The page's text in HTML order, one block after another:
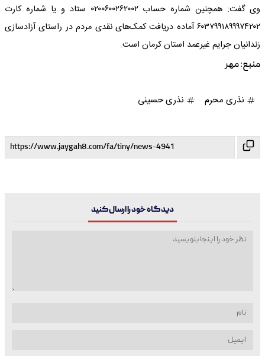
وی گفت: همچنین شماره حساب ۰۲۰۰۶۰۰۲۶۲۰۰۲ ستاد و یا شماره کارت
۶۰۳۷۹۹۱۸۹۹۹۷۴۲۰۲ آماده دریافت کمک‌های نقدی مردم در راستای آزادسازی
زندانیان جرایم غیرعمد استان کرمان است.
منبع:مهر
نذری محرم نذری حسینی
دیدگاه خود را ارسال کنید